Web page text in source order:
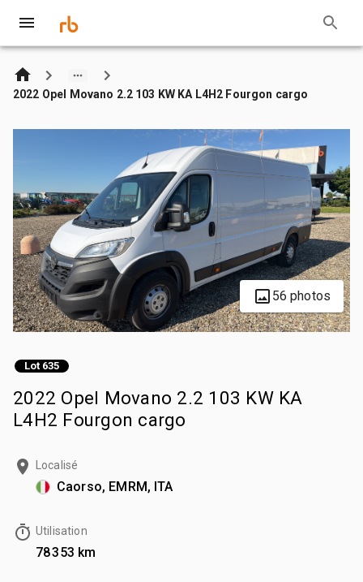
2022 Opel Movano 2.2 103 KW KA L4H2 Fourgon cargo
56 photos
Lot 635
2022 Opel Movano 2.2 103 KW KA
L4H2 Fourgon cargo
Localisé
Caorso, EMRM, ITA
Utilisation
78 353 km